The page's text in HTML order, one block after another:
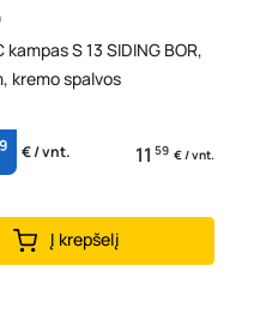
kampas S 13 SIDING BOR,
kremo spalvos
€ / vnt. 11 59 € / vnt.
Į krepšelį